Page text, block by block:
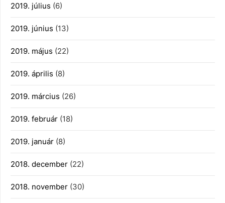
2019. július (6)
2019. június (13)
2019. május (22)
2019. április (8)
2019. március (26)
2019. február (18)
2019. január (8)
2018. december (22)
2018. november (30)